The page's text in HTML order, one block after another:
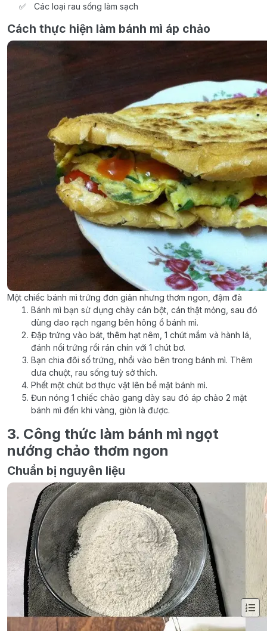
Các loại rau sống làm sạch
Cách thực hiện làm bánh mì áp chảo
Một chiếc bánh mì trứng đơn giản nhưng thơm ngon, đậm đà
Bánh mì bạn sử dụng chày cán bột, cán thật mỏng, sau đó
dùng dao rạch ngang bên hông ổ bánh mì.
Đập trứng vào bát, thêm hạt nêm, 1 chút mắm và hành lá,
đánh nổi trứng rồi rán chín với 1 chút bơ.
Bạn chia đôi số trứng, nhồi vào bên trong bánh mì. Thêm
dưa chuột, rau sống tuỳ sở thích.
Phết một chút bơ thực vật lên bề mặt bánh mì.
Đun nóng 1 chiếc chảo gang dày sau đó áp chảo 2 mặt
bánh mì đến khi vàng, giòn là được.
3. Công thức làm bánh mì ngọt
nướng chảo thơm ngon
Chuẩn bị nguyên liệu